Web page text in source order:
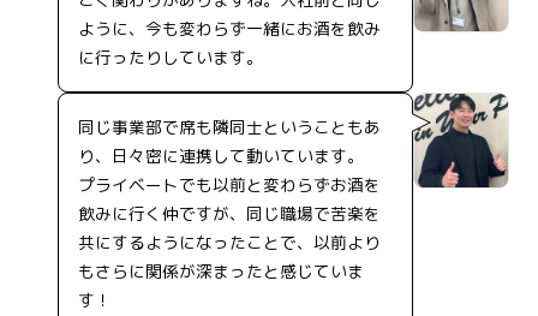
ように、今も変わらず一緒にお酒を飲み
に行ったりしています。
同じ事業部で席も隣同士ということもあ
り、日々密に連携して動いています。
プライベートでも以前と変わらずお酒を
飲みに行く仲ですが、同じ職場で苦楽を
共にするようになったことで、以前より
もさらに関係が深まったと感じていま
す！